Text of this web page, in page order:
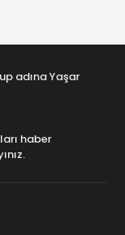
adına Yaşar
haber